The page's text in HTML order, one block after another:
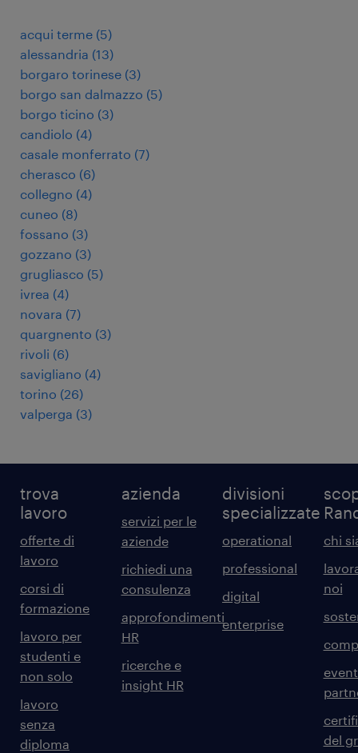
acqui terme (5)
alessandria (13)
borgaro torinese (3)
borgo san dalmazzo (5)
borgo ticino (3)
candiolo (4)
casale monferrato (7)
cherasco (6)
collegno (4)
cuneo (8)
fossano (3)
gozzano (3)
grugliasco (5)
ivrea (4)
novara (7)
quargnento (3)
rivoli (6)
savigliano (4)
torino (26)
valperga (3)
trova
lavoro
offerte di
lavoro
corsi di
formazione
lavoro per
studenti e
non solo
lavoro
senza
diploma
azienda
servizi per le
aziende
richiedi una
consulenza
approfondimenti
HR
ricerche e
insight HR
divisioni
specializzate
operational
professional
digital
enterprise
chi
noi
del